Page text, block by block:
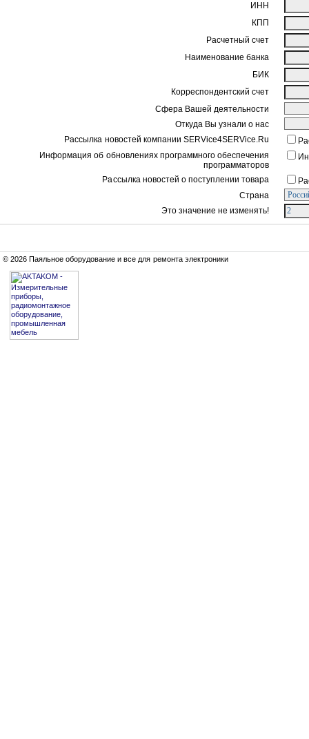
ИНН
КПП
Расчетный счет
Наименование банка
БИК
Корреспондентский счет
Сфера Вашей деятельности
Откуда Вы узнали о нас
Рассылка новостей компании SERVice4SERVice.Ru
Информация об обновлениях программного обеспечения
программаторов
Рассылка новостей о поступлении товара
Страна
Это значение не изменять!
© 2026 Паяльное оборудование и все для ремонта электроники